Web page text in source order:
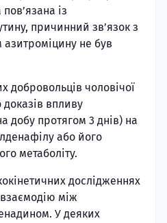
із
причинний зв’язок з
не був
добровольців чоловічої
доказів впливу
добу протягом 3 днів) на
або його
метаболіту.
дослідженнях
між
У деяких